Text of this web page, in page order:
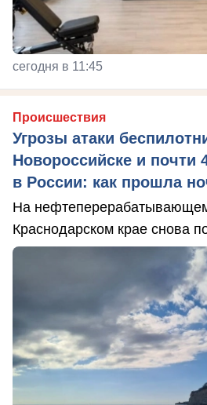
сегодня в 11:45
Происшествия
Угрозы атаки
Новороссийске и
в России: как прошла
На
Краснодарском крае снова